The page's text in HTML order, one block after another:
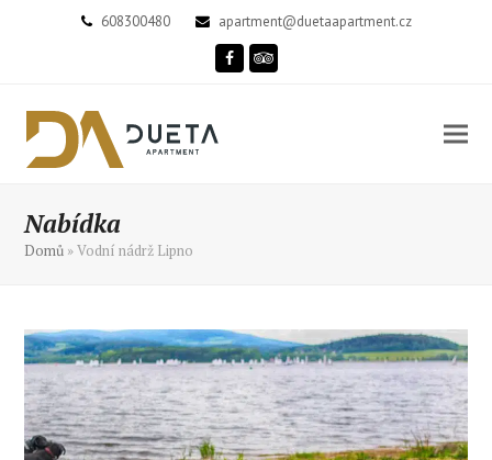
608300480 apartment@duetaapartment.cz
FacebookTripadvisor
Nabídka
Domů »Vodní nádrž Lipno